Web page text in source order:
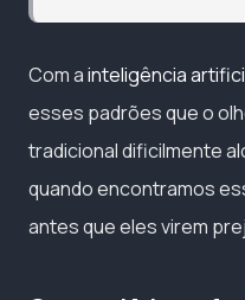
Com ainteligência
esses padrões que o
tradicional dificilmente
quando encontramos
antes que eles virem